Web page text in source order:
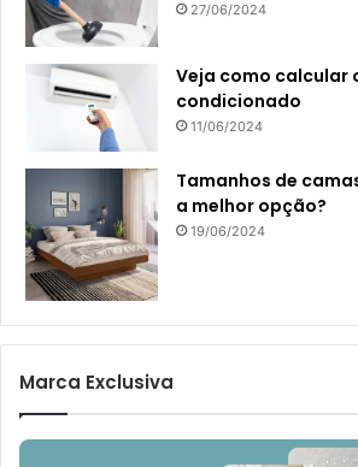
27/06/2024
Veja como calcular
condicionado
11/06/2024
Tamanhos de
a melhor opção?
19/06/2024
Marca Exclusiva